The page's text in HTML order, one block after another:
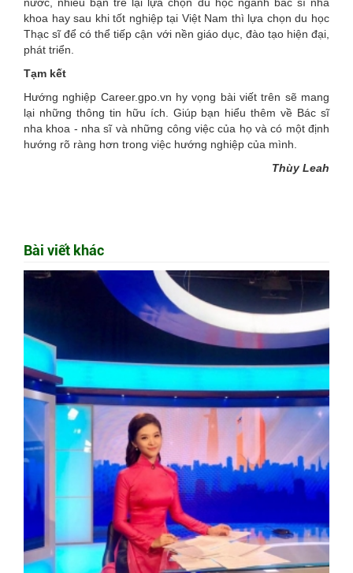
khoa hay sau khi tốt nghiệp tại Việt Nam thì lựa chọn du học
Thạc sĩ để có thể tiếp cận với nền giáo dục, đào tạo hiện đại,
phát triển.
Tạm kết
Hướng nghiệp Career.gpo.vn hy vọng bài viết trên sẽ mang
lại những thông tin hữu ích. Giúp bạn hiểu thêm về Bác sĩ
nha khoa - nha sĩ và những công việc của họ và có một định
hướng rõ ràng hơn trong việc hướng nghiệp của mình.
Thùy Leah
Bài viết khác